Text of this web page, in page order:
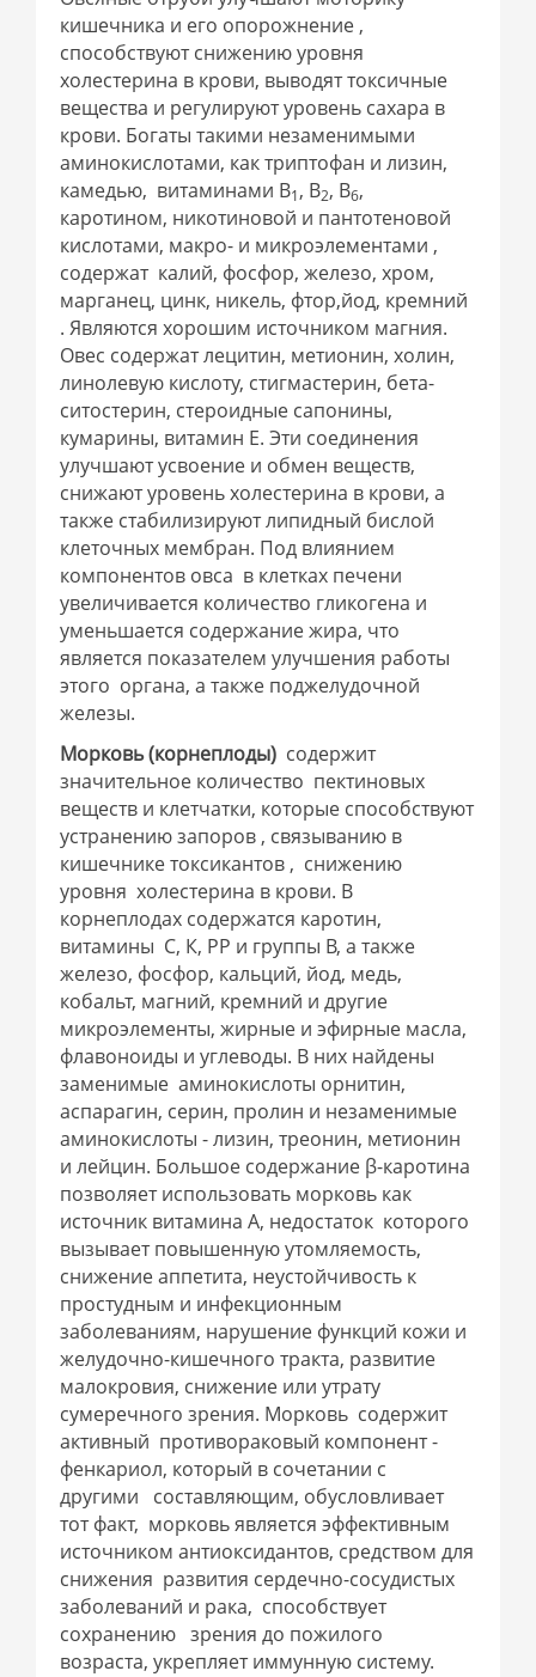
кишечника и его опорожнение ,
способствуют снижению уровня
холестерина в крови, выводят токсичные
вещества и регулируют уровень сахара в
крови. Богаты такими незаменимыми
аминокислотами, как триптофан и лизин,
камедью, витаминами В1, В2, В6,
каротином, никотиновой и пантотеновой
кислотами, макро- и микроэлементами ,
содержат калий, фосфор, железо, хром,
марганец, цинк, никель, фтор,йод, кремний
. Являются хорошим источником магния.
Овес содержат лецитин, метионин, холин,
линолевую кислоту, стигмастерин, бета-
ситостерин, стероидные сапонины,
кумарины, витамин Е. Эти соединения
улучшают усвоение и обмен веществ,
снижают уровень холестерина в крови, а
также стабилизируют липидный бислой
клеточных мембран. Под влиянием
компонентов овса в клетках печени
увеличивается количество гликогена и
уменьшается содержание жира, что
является показателем улучшения работы
этого органа, а также поджелудочной
железы.
Морковь(корнеплоды) содержит
значительное количество пектиновых
веществ и клетчатки, которые способствуют
устранению запоров , связыванию в
кишечнике токсикантов , снижению
уровня холестерина в крови. В
корнеплодах содержатся каротин,
витамины С, К, РР и группы В, а также
железо, фосфор, кальций, йод, медь,
кобальт, магний, кремний и другие
микроэлементы, жирные и эфирные масла,
флавоноиды и углеводы. В них найдены
заменимые аминокислоты орнитин,
аспарагин, серин, пролин и незаменимые
аминокислоты - лизин, треонин, метионин
и лейцин. Большое содержание β-каротина
позволяет использовать морковь как
источник витамина А, недостаток которого
вызывает повышенную утомляемость,
снижение аппетита, неустойчивость к
простудным и инфекционным
заболеваниям, нарушение функций кожи и
желудочно-кишечного тракта, развитие
малокровия, снижение или утрату
сумеречного зрения. Морковь содержит
активный противораковый компонент -
фенкариол, который в сочетании с
другими составляющим, обусловливает
тот факт, морковь является эффективным
источником антиоксидантов, средством для
снижения развития сердечно-сосудистых
заболеваний и рака, способствует
сохранению зрения до пожилого
возраста, укрепляет иммунную систему.